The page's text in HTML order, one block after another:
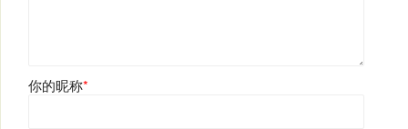
你的昵称*